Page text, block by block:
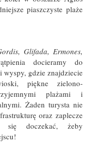
piaszczyste plaże
Glifada, Ermones,
docieramy do
wyspy, gdzie znajdziecie
piękne zielono-
plażami i
Żaden turysta nie
oraz zaplecze
się doczekać, żeby